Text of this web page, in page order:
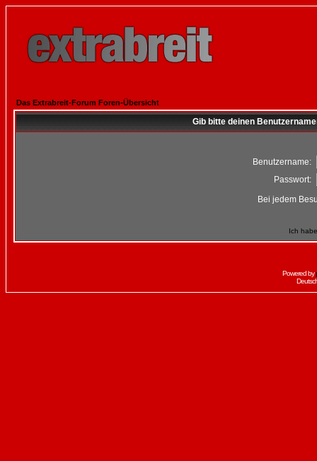
Das Extrabreit-Forum Foren-Übersicht
Gib bitte deinen
Benutzername:
Passwort:
Bei jedem
Ich
Powered by